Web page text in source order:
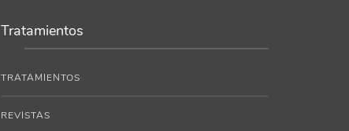
Tratamientos
TRATAMIENTOS
REVISTAS